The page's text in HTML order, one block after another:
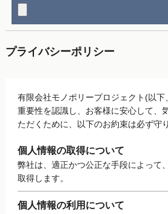
プライバシーポリシー
有限会社モノポリープロジェクト(以
重要性を認識し、お客様に安心して、
ただくために、以下のお約束は必ず守
個人情報の取得について
弊社は、適正かつ公正な手段によって
取得します。
個人情報の利用について